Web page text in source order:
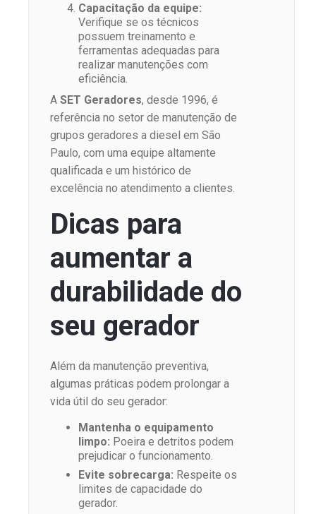
Capacitação da equipe:
Verifique se os técnicos
possuem treinamento e
ferramentas adequadas para
realizar manutenções com
eficiência.
A SET Geradores, desde 1996, é
referência no setor de manutenção de
grupos geradores a diesel em São
Paulo, com uma equipe altamente
qualificada e um histórico de
excelência no atendimento a clientes.
Dicas para
aumentar a
durabilidade do
seu gerador
Além da manutenção preventiva,
algumas práticas podem prolongar a
vida útil do seu gerador:
Mantenha o equipamento
limpo: Poeira e detritos podem
prejudicar o funcionamento.
Evite sobrecarga: Respeite os
limites de capacidade do
gerador.